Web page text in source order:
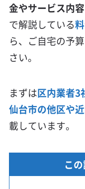
金やサービス内
で解説している
ら、ご自宅の予
さい。
まずは区内業者3
仙台市の他区や
載しています。
こ